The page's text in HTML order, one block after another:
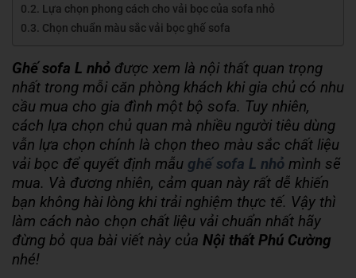
Lựa chọn phong cách cho vải bọc của sofa nhỏ
Chọn chuẩn màu sắc vải bọc ghế sofa
Ghế sofa L nhỏ được xem là nội thất quan trọng
nhất trong mỗi căn phòng khách khi gia chủ có nhu
cầu mua cho gia đình một bộ sofa. Tuy nhiên,
cách lựa chọn chủ quan mà nhiều người tiêu dùng
vẫn lựa chọn chính là chọn theo màu sắc chất liệu
vải bọc để quyết định mẫu ghế sofa L nhỏ mình sẽ
mua. Và đương nhiên, cảm quan này rất dễ khiến
bạn không hài lòng khi trải nghiệm thực tế. Vậy thì
làm cách nào chọn chất liệu vải chuẩn nhất hãy
đừng bỏ qua bài viết này của Nội thất Phú Cường
nhé!